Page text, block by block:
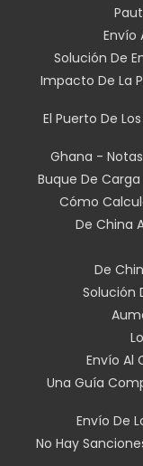
Envío
Solución De
Impacto De La
El Puerto De
Ghana -
Buque De Carga
Cómo
De China
De
Solución
Envío Al
Una Guía
Envío De
No Hay